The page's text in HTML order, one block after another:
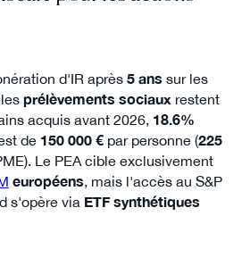
d'IR après 5 ans sur les
prélèvements sociaux restent
acquis avant 2026, 18.6%
de 150 000 €par personne (225
Le PEA cible exclusivement
européens, mais l'accès au S&P
s'opère via ETF synthétiques